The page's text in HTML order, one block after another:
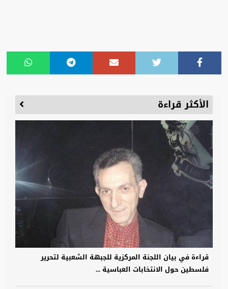
الأكثر قراءة
قراءة في بيان اللجنة المركزية للجبهة الشعبية لتحرير
فلسطين حول الانتخابات العباسية ...